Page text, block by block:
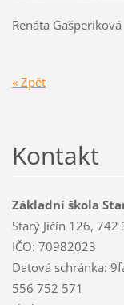
Renáta Gašperiková
« Zpět
Kontakt
Základní škola
Starý Jičín 126, 742
IČO: 70982023
Datová schránka:
556 752 571